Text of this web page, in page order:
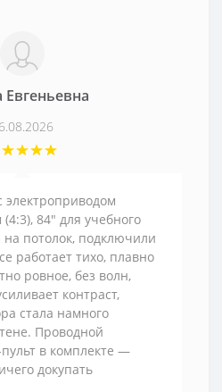
электроприводом
84" для учебного
на потолок, подключили
работает тихо, плавно
ровное, без волн,
контраст,
стала намного
Проводной
в комплекте —
докупать